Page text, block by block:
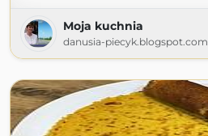
Moja kuchnia
danusia-piecyk.blogspot.com